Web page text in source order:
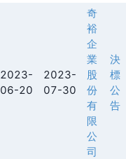
2023-
06-20
2023-
07-30
奇
裕
企
業
股
份
有
限
公
司
決
標
公
告